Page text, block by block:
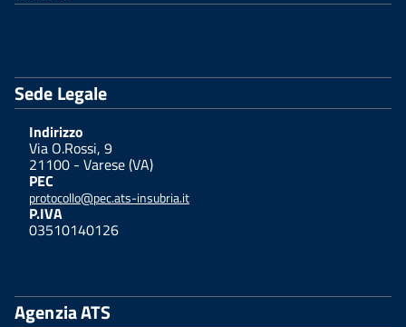
Sede Legale
Indirizzo
Via O.Rossi, 9
21100 - Varese (VA)
PEC
protocollo@pec.ats-insubria.it
P.IVA
03510140126
Agenzia ATS